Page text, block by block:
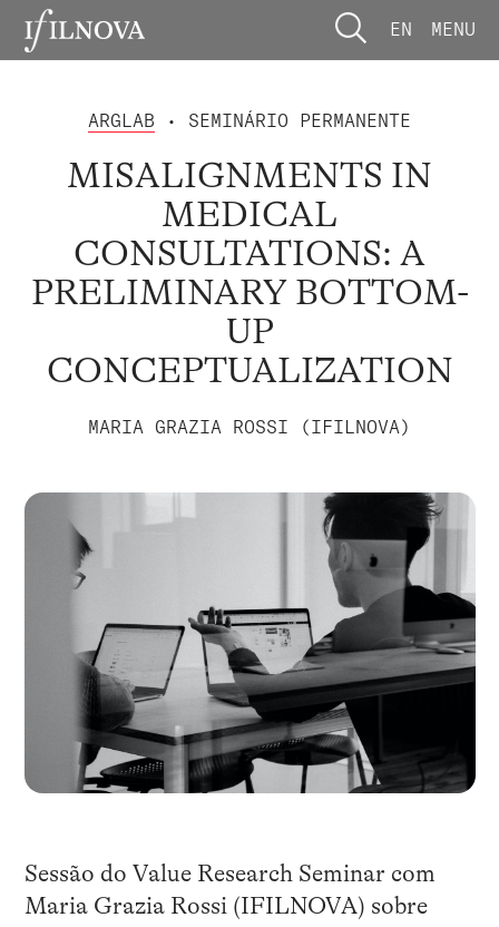
EN MENU
ARGLAB • SEMINÁRIO PERMANENTE
MISALIGNMENTS IN
MEDICAL
CONSULTATIONS: A
PRELIMINARY BOTTOM-
UP
CONCEPTUALIZATION
MARIA GRAZIA ROSSI (IFILNOVA)
Sessão do Value Research Seminar com
Maria Grazia Rossi (IFILNOVA) sobre